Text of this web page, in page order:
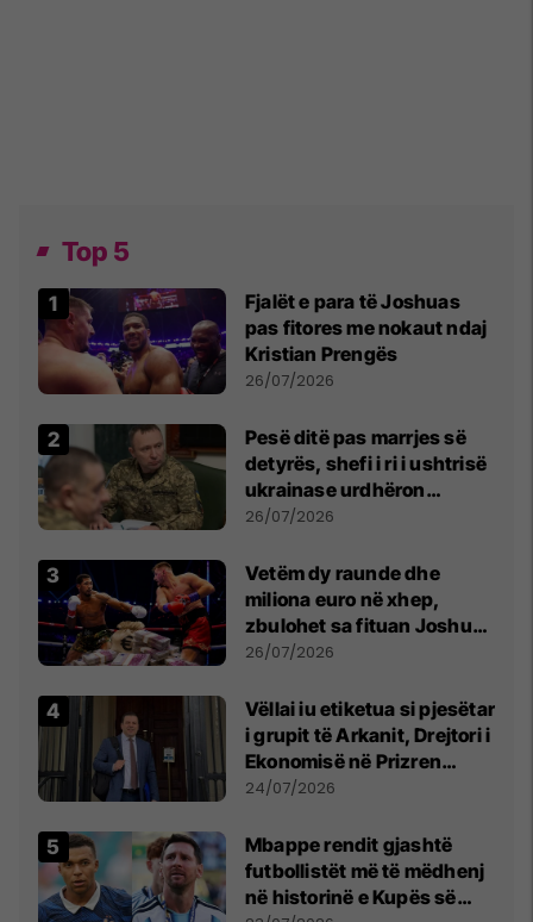
Top 5
Fjalët e para të Joshuas
pas fitores me nokaut ndaj
Kristian Prengës
26/07/2026
Pesë ditë pas marrjes së
detyrës, shefi i ri i ushtrisë
ukrainase urdhëron
kontroll të madh
26/07/2026
Vetëm dy raunde dhe
miliona euro në xhep,
zbulohet sa fituan Joshua
e Prenga
26/07/2026
Vëllai iu etiketua si pjesëtar
i grupit të Arkanit, Drejtori i
Ekonomisë në Prizren
mohon pretendimet
24/07/2026
Mbappe rendit gjashtë
futbollistët më të mëdhenj
në historinë e Kupës së